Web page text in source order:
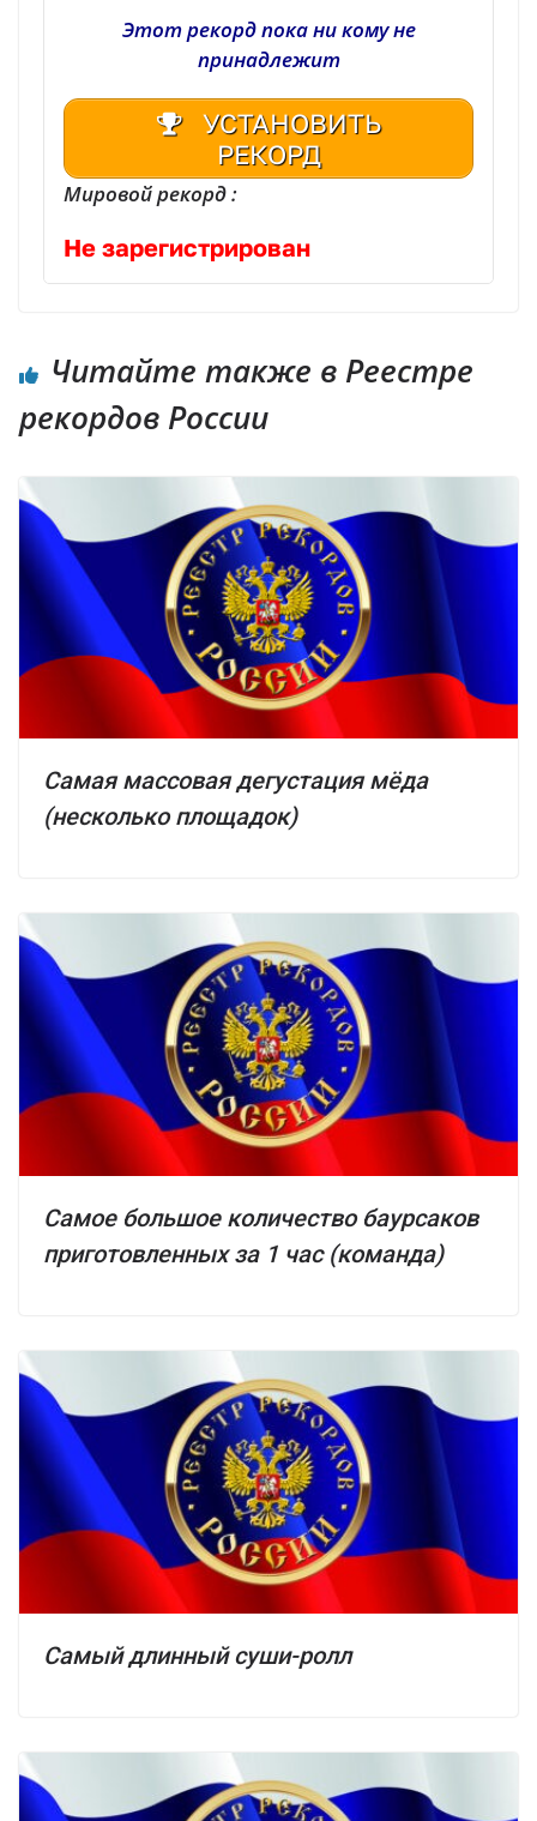
Этот рекорд пока ни кому не
принадлежит
УСТАНОВИТЬ
РЕКОРД
Мировой рекорд :
Не зарегистрирован
Читайте также в Реестре
рекордов России
Самая массовая дегустация мёда
(несколько площадок)
Самое большое количество баурсаков
приготовленных за 1 час (команда)
Самый длинный суши-ролл